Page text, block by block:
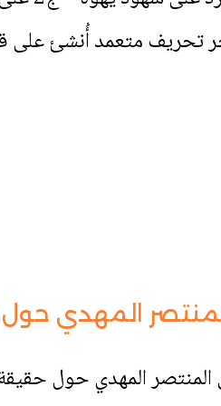
تحريف متعمد أُنشئ
المهدي
المهدي حول